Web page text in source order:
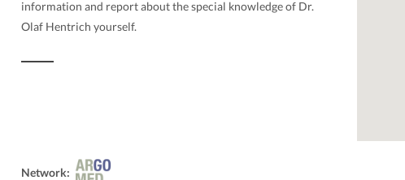
information and report about the special knowledge of Dr.
Olaf Hentrich yourself.
Network: